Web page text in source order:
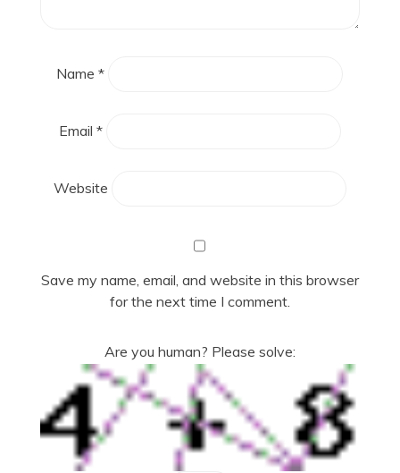
Name*
Email *
Website
Save my name, email, and website in this browser
for the next time I comment.
Are you human? Please solve: